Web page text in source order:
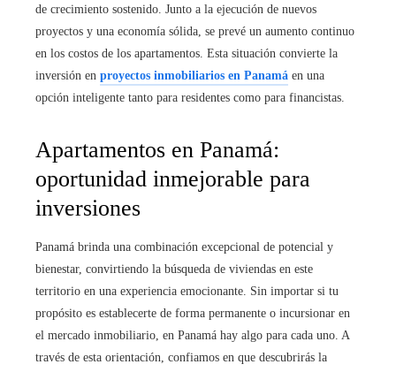
de crecimiento sostenido. Junto a la ejecución de nuevos
proyectos y una economía sólida, se prevé un aumento continuo
en los costos de los apartamentos. Esta situación convierte la
inversión en proyectos inmobiliarios en Panamá en una
opción inteligente tanto para residentes como para financistas.
Apartamentos en Panamá:
oportunidad inmejorable para
inversiones
Panamá brinda una combinación excepcional de potencial y
bienestar, convirtiendo la búsqueda de viviendas en este
territorio en una experiencia emocionante. Sin importar si tu
propósito es establecerte de forma permanente o incursionar en
el mercado inmobiliario, en Panamá hay algo para cada uno. A
través de esta orientación, confiamos en que descubrirás la